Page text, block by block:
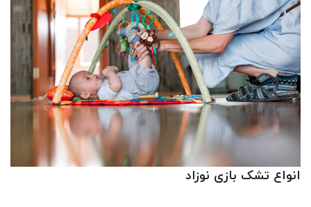
انواع تشک بازی نوزاد